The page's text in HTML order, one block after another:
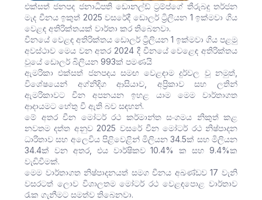
එක්සත් ජනපද ජනාධිපති ඩොනල්ඩ් ට්‍රම්ප්ගේ තීරුබදු තර්ජන
මැද චීනය ඉකුත් 2025 වසරේදී ඩොලර් ට්‍රිලියන 1 ඉක්මවා ගිය
වෙළඳ අතිරික්තයක් වාර්තා කර තිබෙනවා.
චීනයේ වෙළඳ අතිරික්තය ඩොලර් ට්‍රිලියන 1 ඉක්මවා ගිය පළමු
අවස්ථාව මෙය වන අතර 2024 දී චීනයේ වෙළෙඳ අතිරික්තය
වූයේ ඩොලර් බිලියන 993ක් පමණයි
ඇමරිකා එක්සත් ජනපදය සමඟ වෙළඳාම දුර්වල වූ නමුත්,
විශේෂයෙන් අග්නිදිග ආසියාව, අප්‍රිකාව සහ ලතින්
ඇමරිකාවට චීන අපනයන ඉහළ යාම මෙම වාර්තාගත
ආදායමට හේතු වී ඇති බව සඳහන්.
මේ අතර චීන මෝටර් රථ කර්මාන්ත සංගමය නිකුත් කළ
නවතම දත්ත අනුව 2025 වසරේ චීන මෝටර් රථ නිෂ්පාදන
ධාරිතාව සහ අලෙවිය පිළිවෙළින් මිලියන 34.5ක් සහ මිලියන
34.4ක් වන අතර, එය වාර්ෂිකව 10.4% ක සහ 9.4%ක
වැඩිවීමක්.
මෙම වාර්තාගත නිෂ්පාදනයත් සමග චීනය අඛණ්ඩව 17 වැනි
වසරටත් ලොව විශාලතම මෝටර් රථ වෙළඳපොළ වාර්තාව
රැක ගැනීමට සමත්ව තිබෙනවා.